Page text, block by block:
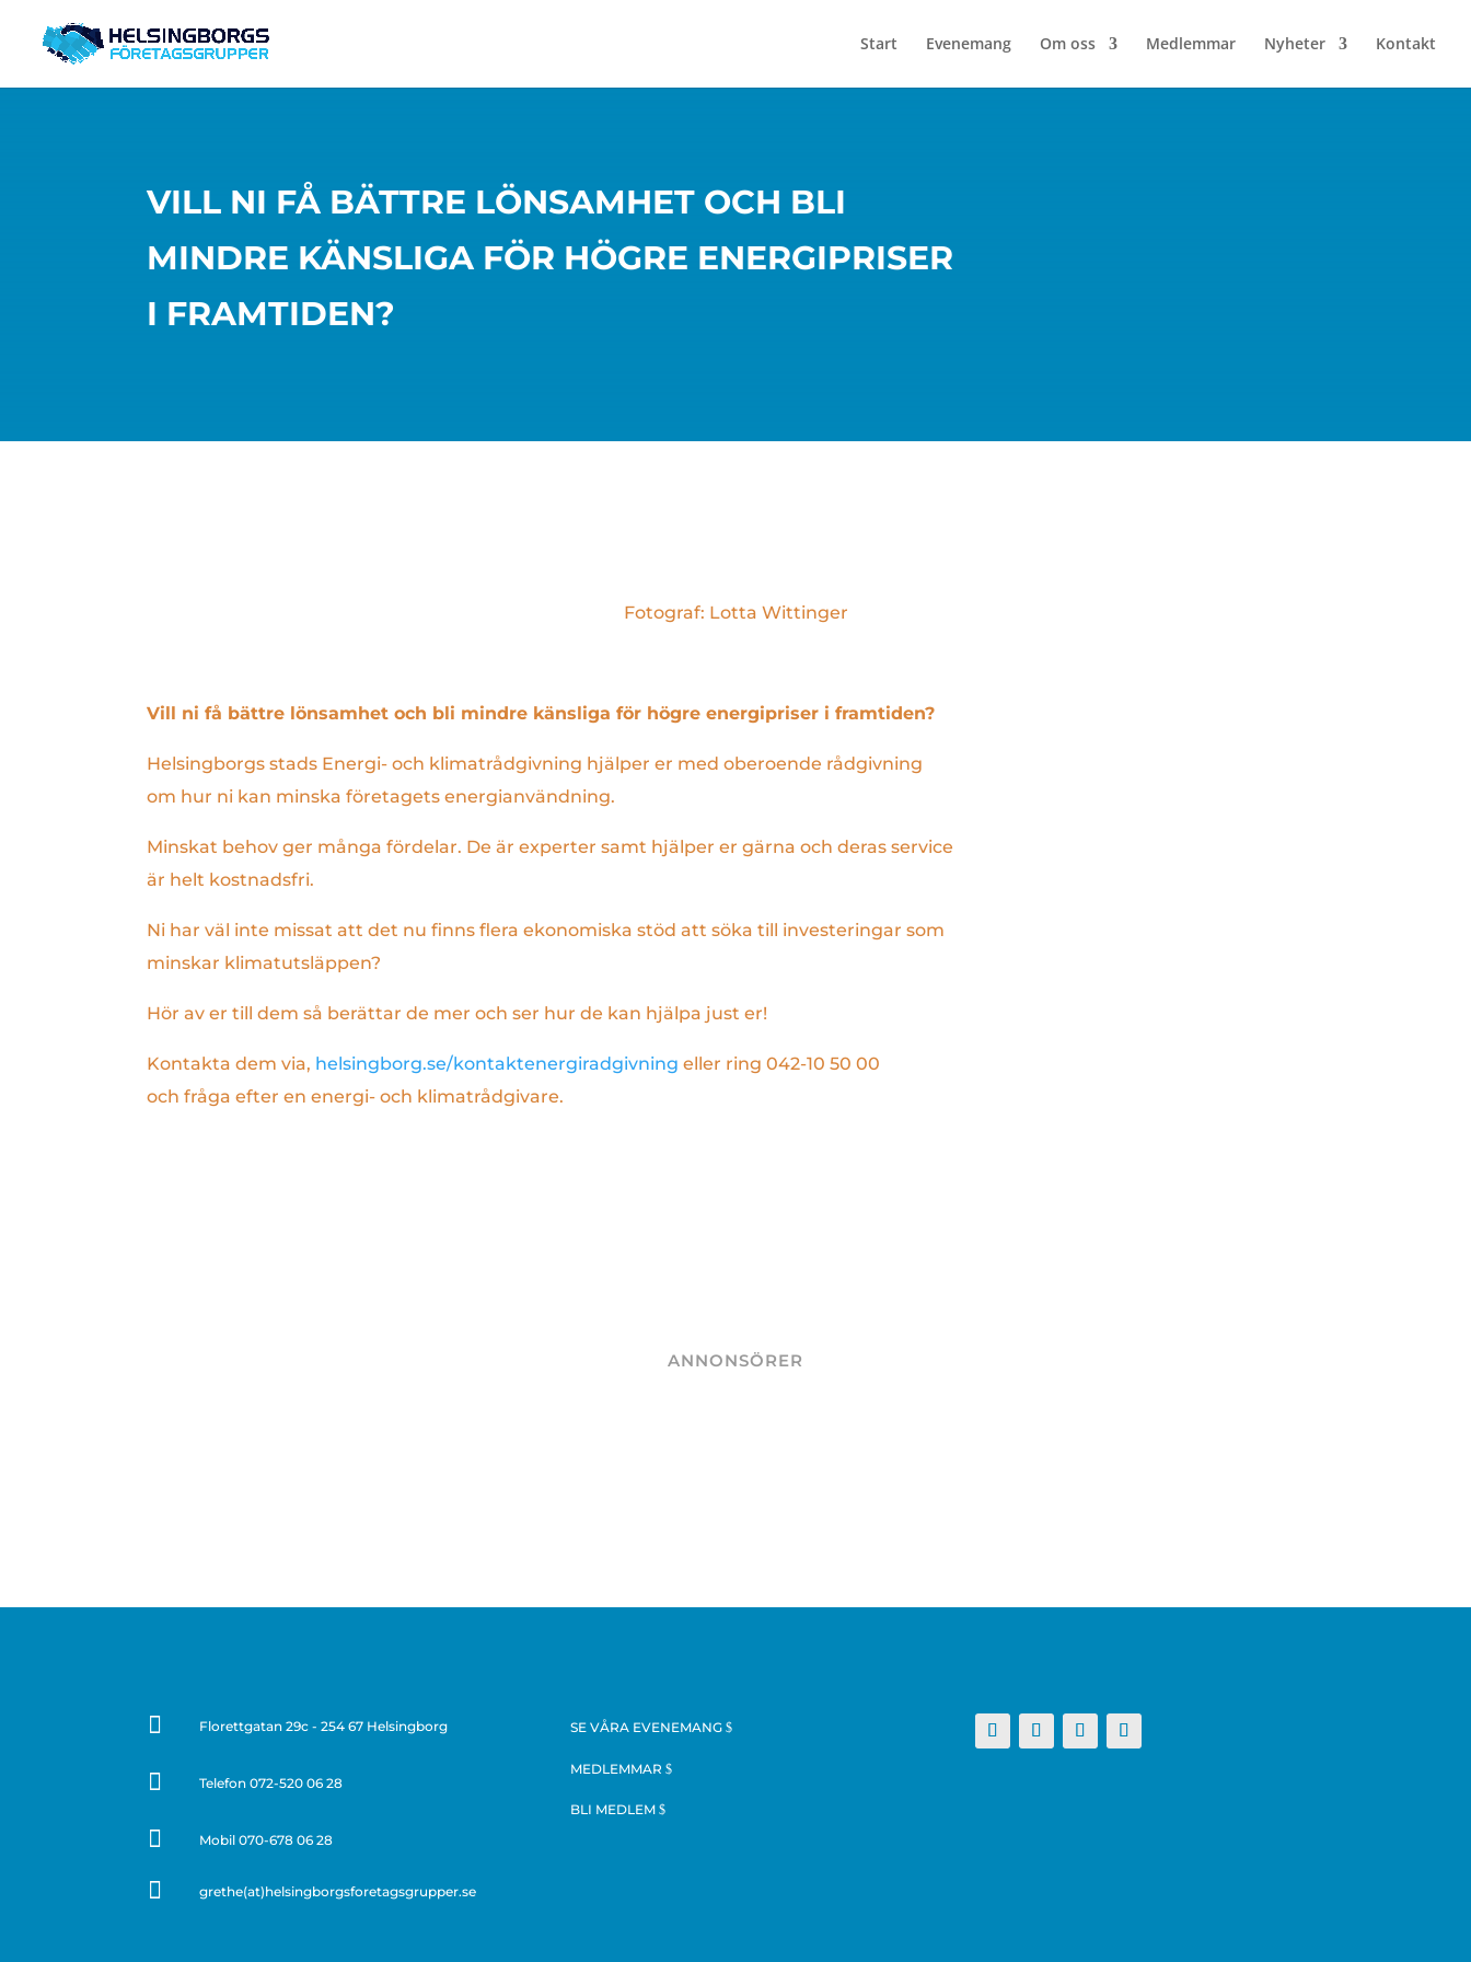
Start Evenemang Om oss Medlemmar Nyheter Kontakt
VILL NI FÅ BÄTTRE LÖNSAMHET OCH BLI
MINDRE KÄNSLIGA FÖR HÖGRE ENERGIPRISER
I FRAMTIDEN?
Fotograf: Lotta Wittinger
Vill ni få bättre lönsamhet och bli mindre känsliga för högre energipriser i framtiden?
Helsingborgs stads Energi- och klimatrådgivning hjälper er med oberoende rådgivning
om hur ni kan minska företagets energianvändning.
Minskat behov ger många fördelar. De är experter samt hjälper er gärna och deras service
är helt kostnadsfri.
Ni har väl inte missat att det nu finns flera ekonomiska stöd att söka till investeringar som
minskar klimatutsläppen?
Hör av er till dem så berättar de mer och ser hur de kan hjälpa just er!
Kontakta dem via, helsingborg.se/kontaktenergiradgivning eller ring 042-10 50 00
och fråga efter en energi- och klimatrådgivare.
ANNONSÖRER
 Florettgatan 29c - 254 67 Helsingborg
 Telefon 072-520 06 28
 Mobil 070-678 06 28
 grethe(at)helsingborgsforetagsgrupper.se
SE VÅRA EVENEMANG
MEDLEMMAR
BLI MEDLEM